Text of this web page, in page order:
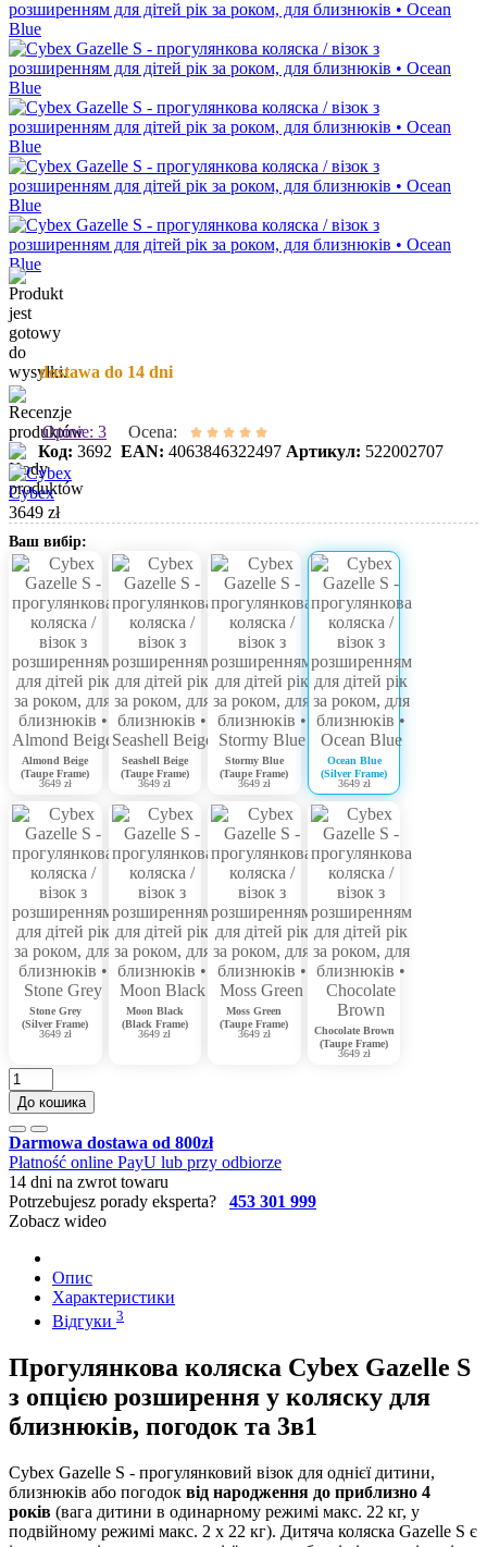
dostawa do 14 dni
Opinie: 3
Ocena:
Код: 3692 EAN: 4063846322497 Артикул: 522002707
Cybex
3649 zł
Ваш вибір:
Almond Beige
(Taupe Frame)
3649 zł
Seashell Beige
(Taupe Frame)
3649 zł
Stormy Blue
(Taupe Frame)
3649 zł
Ocean Blue
(Silver Frame)
3649 zł
Stone Grey
(Silver Frame)
3649 zł
Moon Black
(Black Frame)
3649 zł
Moss Green
(Taupe Frame)
3649 zł
Chocolate Brown
(Taupe Frame)
3649 zł
До кошика
Darmowa dostawa od 800zł
Płatność online PayU lub przy odbiorze
14 dni na zwrot towaru
Potrzebujesz porady eksperta? 453 301 999
Zobacz wideo
Опис
Характеристики
Відгуки 3
Прогулянкова коляска Cybex Gazelle S
з опцією розширення у коляску для
близнюків, погодок та 3в1
Cybex Gazelle S - прогулянковий візок для однієї дитини,
близнюків або погодок від народження до приблизно 4
років (вага дитини в одинарному режимі макс. 22 кг, у
подвійному режимі макс. 2 x 22 кг). Дитяча коляска Gazelle S є